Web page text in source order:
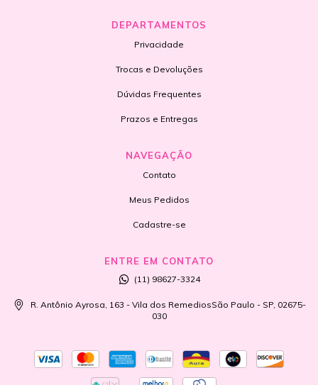
DEPARTAMENTOS
Privacidade
Trocas e Devoluções
Dúvidas Frequentes
Prazos e Entregas
NAVEGAÇÃO
Contato
Meus Pedidos
Cadastre-se
ENTRE EM CONTATO
(11) 98627-3324
R. Antônio Ayrosa, 163 - Vila dos RemediosSão Paulo - SP, 02675-
030